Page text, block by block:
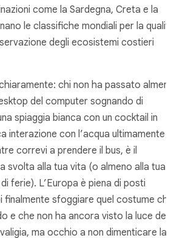
come la Sardegna, Creta e la
le classifiche mondiali per la
degli ecosistemi costieri
chi non ha passato
del computer sognando di
spiaggia bianca con un cocktail in
interazione con l’acqua ultimamente
correvi a prendere il bus, è il
svolta alla tua vita (o almeno alla tua
ferie). L’Europa è piena di posti
finalmente sfoggiare quel costume
e che non ha ancora visto la luce del
ma occhio a non dimenticare la